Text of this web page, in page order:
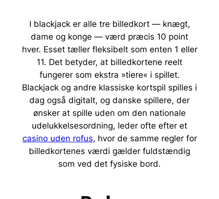
I blackjack er alle tre billedkort — knægt,
dame og konge — værd præcis 10 point
hver. Esset tæller fleksibelt som enten 1 eller
11. Det betyder, at billedkortene reelt
fungerer som ekstra »tiere« i spillet.
Blackjack og andre klassiske kortspil spilles i
dag også digitalt, og danske spillere, der
ønsker at spille uden om den nationale
udelukkelsesordning, leder ofte efter et
casino uden rofus, hvor de samme regler for
billedkortenes værdi gælder fuldstændig
som ved det fysiske bord.